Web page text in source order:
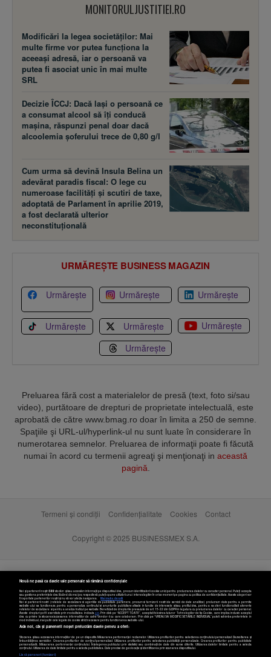
MONITORULJUSTITIEI.RO
Modificări la legea societăţilor: Mai
multe firme vor putea funcţiona la
aceeaşi adresă, iar o persoană va
putea fi asociat unic în mai multe
SRL
Decizie ÎCCJ: Dacă laşi o persoană ce
a consumat alcool să îţi conducă
maşina, răspunzi penal doar dacă
alcoolemia şoferului trece de 0,80 g/l
Cum urma să devină Insula Belina un
adevărat paradis fiscal: O lege cu
numeroase facilităţi şi scutiri de taxe,
adoptată de Parlament în aprilie 2019,
a fost declarată ulterior
neconstituţională
URMĂREȘTE BUSINESS MAGAZIN
Urmărește Urmărește Urmărește
Urmărește Urmărește
Urmărește
Urmărește
Preluarea fără cost a materialelor de presă (text, foto si/sau
video), purtătoare de drepturi de proprietate intelectuală, este
aprobată de către www.bmag.ro doar în limita a 250 de semne.
Spaţiile şi URL-ul/hyperlink-ul nu sunt luate în considerare în
numerotarea semnelor. Preluarea de informaţii poate fi făcută
numai în acord cu termenii agreaţi şi menţionaţi in această
pagină
Termeni și condiții Confidențialitate Cookies Contact
Copyright © 2025 BUSINESSMEX S.A.
Setări cookies
Nouă ne pasă ca datele tale personale să rămână confidențiale
Noi și partenerii noștri589stocăm și/sau accesăm informații pe dispozitivul dvs., precum identificatorii cookie unici pentru prelucrarea datelor cu caracter personal. Puteți accepta
sau gestiona preferințele dvs. făcând clic mai jos, respectiv vă puteți opune utilizării unui interes legitim în orice moment pe pagina cu politica de confidențialitate. Aceste alegeri vor
fi raportate partenerilor noștri și nu vă vor afecta navigarea.
Mai multe detalii
Noi si partenerii nostri (retelele de socializare si agentiile de publicitate partenere, precum si furnizorii nostri de servicii de date analitice) prelucram date pentru a permite
website-ului sa functioneze, pentru a personaliza continutul si anunturile publicitare afisate in functie de interesele si/sau profilul dvs., pentru a va oferi functionalitati aferente
retelelor de socializare si pentru a analiza traficul pe website. Beneficiati de drepturile prevazute de art. 15-22 din GDPR in legatura cu prelucrarea datelor cu caracter personal.
Aceste drepturi pot fi exercitate prin modalitatea indicataaici. Prin click pe “ACCEPT TOATE”, acceptati folosirea tuturor Tehnologiilor de tip Cookie, care implica inclusiv acceptul
dvs. cu privire la stocarea/accesarea informatiilor de catre Vendor-ii cu care colaboram. Prin click pe “VREAU SA MODIFIC SETARILE INDIVIDUAL” puteti schimba preferintele in
mod individual, mai putin cele legate de cookie strict necesare pentru functionarea website-ului.
Atât noi, cât și partenerii noștri prelucrăm datele pentru a oferi:
Stocarea și/sau accesarea informațiilor de pe un dispozitiv. Măsurarea performanței reclamelor. Utilizarea profilurilor pentru selectarea conținutului personalizat. Dezvoltarea și
îmbunătățirea serviciilor. Crearea profilurilor de conținut personalizat. Utilizarea profilurilor pentru selectarea publicității personalizate. Crearea profilurilor pentru publicitate
personalizată. Măsurarea performanței conținutului. Înțelegerea publicului prin statistici sau combinații de date din surse diferite. Utilizarea datelor limitate pentru a selecta
conținutul. Utilizarea de date limitate pentru a selecta publicitatea. Date precise de geolocație și identificarea prin scanarea dispozitivului.
Listă parteneri (furnizori)